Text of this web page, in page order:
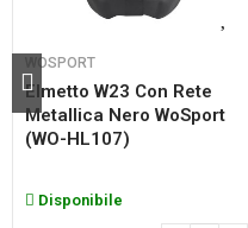
WOSPORT
Elmetto W23 Con Rete
Metallica Nero WoSport
(WO-HL107)
Disponibile